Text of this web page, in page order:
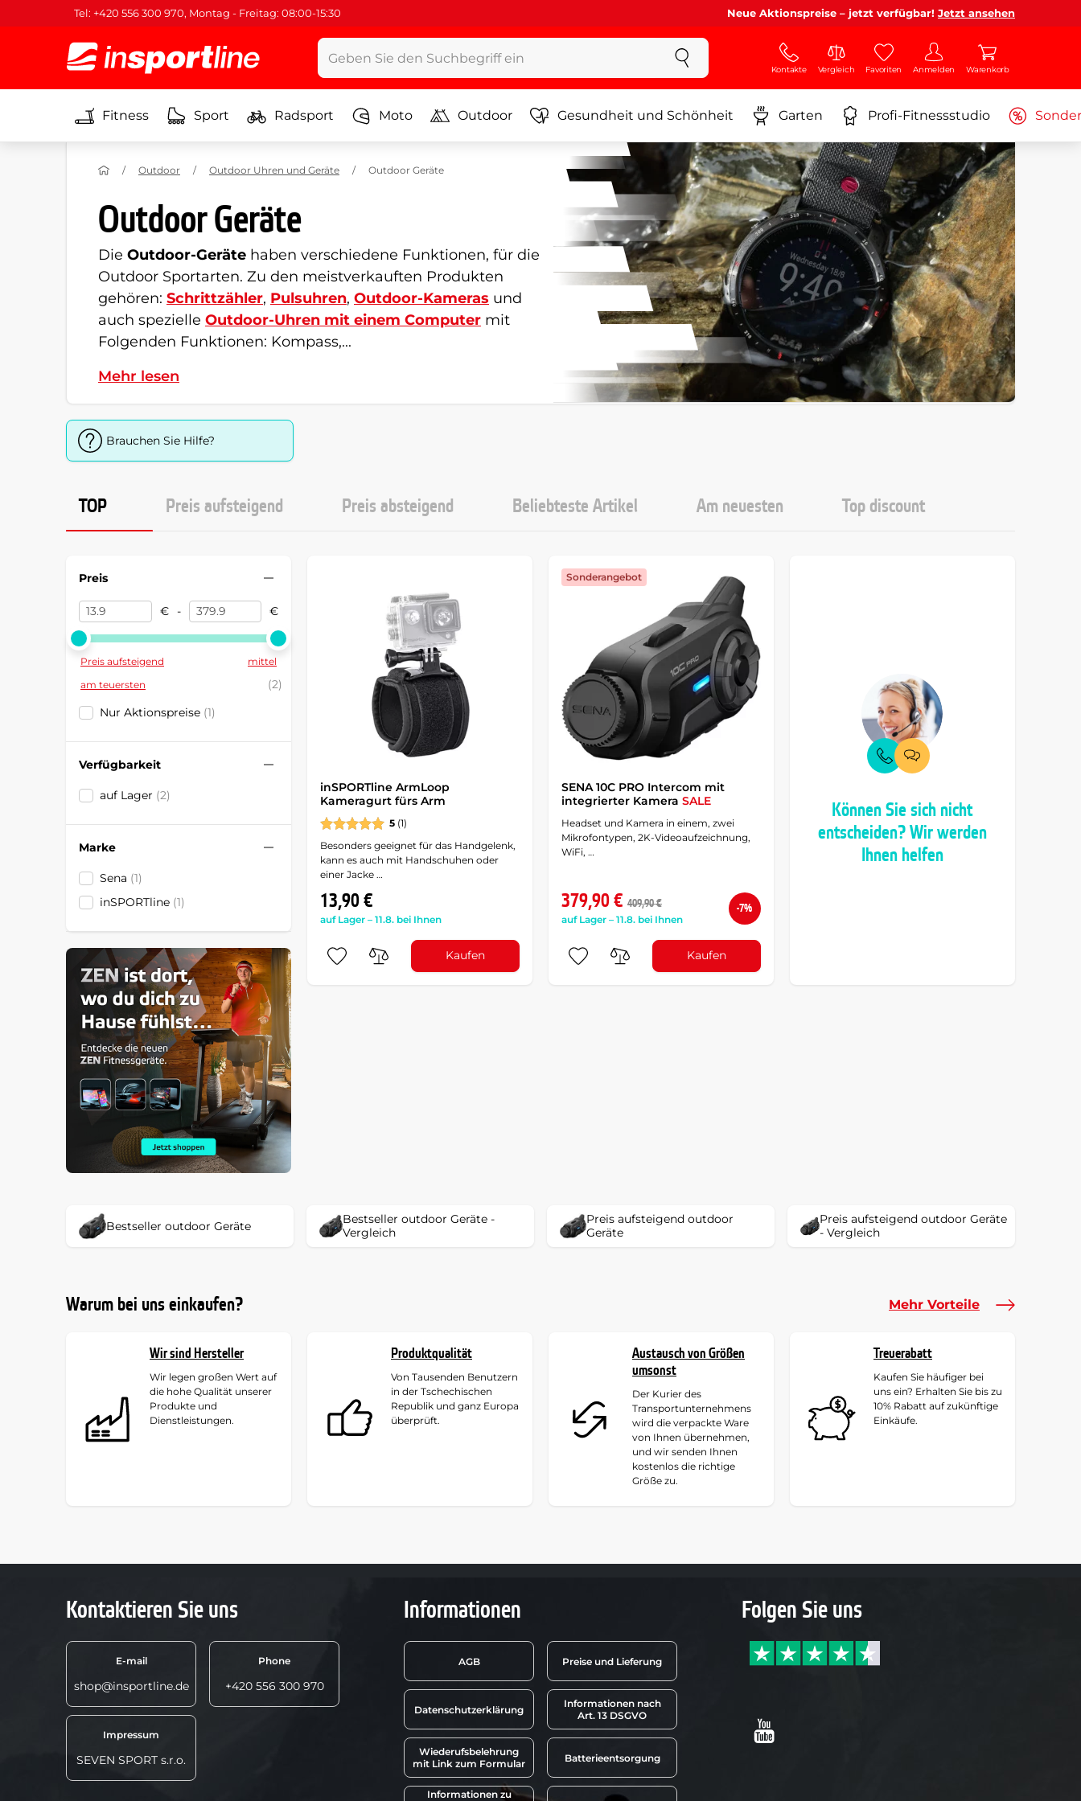
Tel: +420 556 300 970, Montag - Freitag: 08:00-15:30 Neue Aktionspreise – jetzt verfügbar! Jetzt ansehen
Kontakte Vergleich Favoriten Anmelden Warenkorb
Fitness Sport Radsport Moto Outdoor Gesundheit und Schönheit Garten Profi-Fitnessstudio
Outdoor Geräte
Die Outdoor-Geräte haben verschiedene Funktionen, für die
Outdoor Sportarten. Zu den meistverkauften Produkten
gehören: Schrittzähler, Pulsuhren, Outdoor-Kameras und
auch spezielle Outdoor-Uhren mit einem Computer mit
Folgenden Funktionen: Kompass,...
Mehr lesen
Outdoor Outdoor Uhren und Geräte Outdoor Geräte
Brauchen Sie Hilfe?
TOP Preis aufsteigend Preis absteigend Beliebteste Artikel Am neuesten Top discount
Preis
€ - €
Preis aufsteigend
mittel
am teuersten
(2)
Nur Aktionspreise (1)
Verfügbarkeit
auf Lager (2)
Marke
Sena (1)
inSPORTline (1)
inSPORTline ArmLoop
Kameragurt fürs Arm
5 (1)
Besonders geeignet für das Handgelenk,
kann es auch mit Handschuhen oder
einer Jacke …
13,90 €
auf Lager – 11.8. bei Ihnen
Kaufen
Sonderangebot
SENA 10C PRO Intercom mit
integrierter Kamera SALE
Headset und Kamera in einem, zwei
Mikrofontypen, 2K-Videoaufzeichnung,
WiFi, …
379,90 € 409,90 €
auf Lager – 11.8. bei Ihnen
-7%
Kaufen
Können Sie sich nicht
entscheiden? Wir werden
Ihnen helfen
Bestseller outdoor Geräte
Bestseller outdoor Geräte -
Vergleich
Preis aufsteigend outdoor
Geräte
Preis aufsteigend outdoor Geräte
- Vergleich
Warum bei uns einkaufen? Mehr Vorteile
Wir sind Hersteller
Wir legen großen Wert auf
die hohe Qualität unserer
Produkte und
Dienstleistungen.
Produktqualität
Von Tausenden Benutzern
in der Tschechischen
Republik und ganz Europa
überprüft.
Austausch von Größen
umsonst
Der Kurier des
Transportunternehmens
wird die verpackte Ware
von Ihnen übernehmen,
und wir senden Ihnen
kostenlos die richtige
Größe zu.
Treuerabatt
Kaufen Sie häufiger bei
uns ein? Erhalten Sie bis zu
10% Rabatt auf zukünftige
Einkäufe.
Kontaktieren Sie uns
E-mail
shop@insportline.de
Phone
+420 556 300 970
Impressum
SEVEN SPORT s.r.o.
Informationen
AGB Preise und Lieferung
Datenschutzerklärung
Informationen nach
Art. 13 DSGVO
Wiederufsbelehrung
mit Link zum Formular
Batterieentsorgung
Informationen zu
Folgen Sie uns
Youtube